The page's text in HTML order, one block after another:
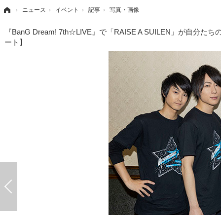
› ニュース › イベント › 記事 › 写真・画像
『BanG Dream! 7th☆LIVE』で「RAISE A SUILEN」が自分た
ート】